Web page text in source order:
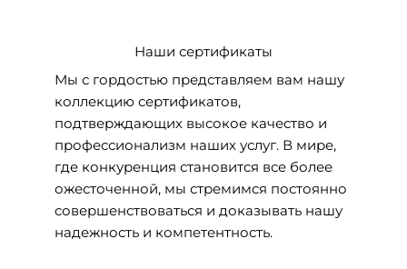
Наши сертификаты
Мы с гордостью представляем вам нашу
коллекцию сертификатов,
подтверждающих высокое качество и
профессионализм наших услуг. В мире,
где конкуренция становится все более
ожесточенной, мы стремимся постоянно
совершенствоваться и доказывать нашу
надежность и компетентность.